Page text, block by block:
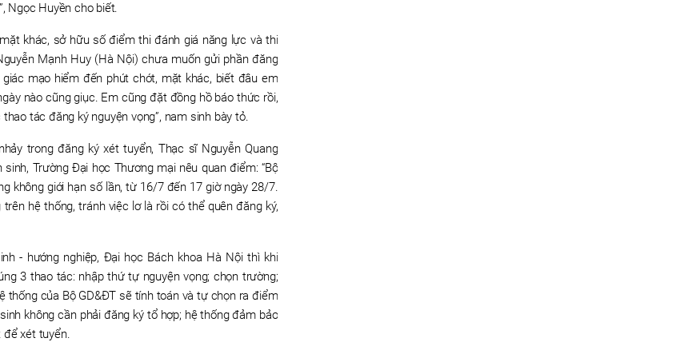
Ngọc Huyền cho biết.
khác, sở hữu số điểm thi đánh giá năng lực và thi
Mạnh Huy (Hà Nội) chưa muốn gửi phần đăng
mạo hiểm đến phút chót, mặt khác, biết đâu em
nào cũng giục. Em cũng đặt đồng hồ báo thức rồi,
tác đăng ký nguyện vọng”, nam sinh bày tỏ.
trong đăng ký xét tuyển, Thạc sĩ Nguyễn Quang
Trường Đại học Thương mại nêu quan điểm: “Bộ
không giới hạn số lần, từ 16/7 đến 17 giờ ngày 28/7.
hệ thống, tránh việc lơ là rồi có thể quên đăng ký,
- hướng nghiệp, Đại học Bách khoa Hà Nội thì khi
3 thao tác: nhập thứ tự nguyện vọng; chọn trường;
thống của Bộ GD&ĐT sẽ tính toán và tự chọn ra điểm
không cần phải đăng ký tổ hợp; hệ thống đảm bảo
xét tuyển.